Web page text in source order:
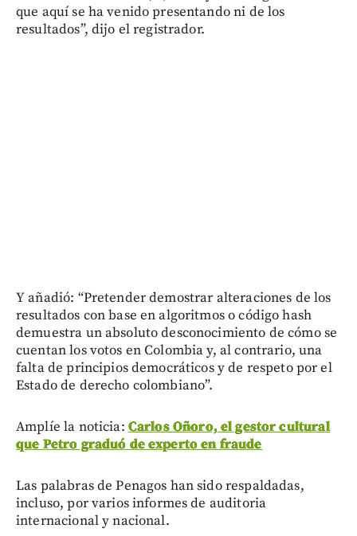
que aquí se ha venido presentando ni de los
resultados”, dijo el registrador.
Y añadió: “Pretender demostrar alteraciones de los
resultados con base en algoritmos o código hash
demuestra un absoluto desconocimiento de cómo se
cuentan los votos en Colombia y, al contrario, una
falta de principios democráticos y de respeto por el
Estado de derecho colombiano”.
Amplíe la noticia: Carlos Oñoro, el gestor cultural
que Petro graduó de experto en fraude
Las palabras de Penagos han sido respaldadas,
incluso, por varios informes de auditoria
internacional y nacional.